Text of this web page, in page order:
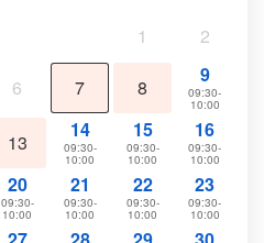
1 2
6 7 8
9
09:30-
10:00
13
14
09:30-
10:00
15
09:30-
10:00
16
09:30-
10:00
20
09:30-
10:00
21
09:30-
10:00
22
09:30-
10:00
23
09:30-
10:00